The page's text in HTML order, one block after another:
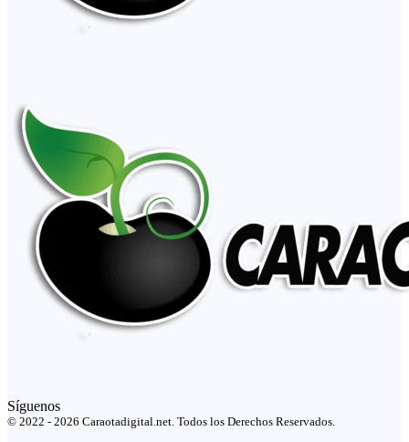
Síguenos
© 2022 - 2026 Caraotadigital.net. Todos los Derechos Reservados.